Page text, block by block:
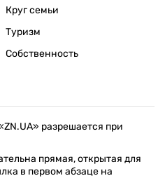
Круг семьи
Туризм
Собственность
разрешается при
прямая, открытая для
в первом абзаце на